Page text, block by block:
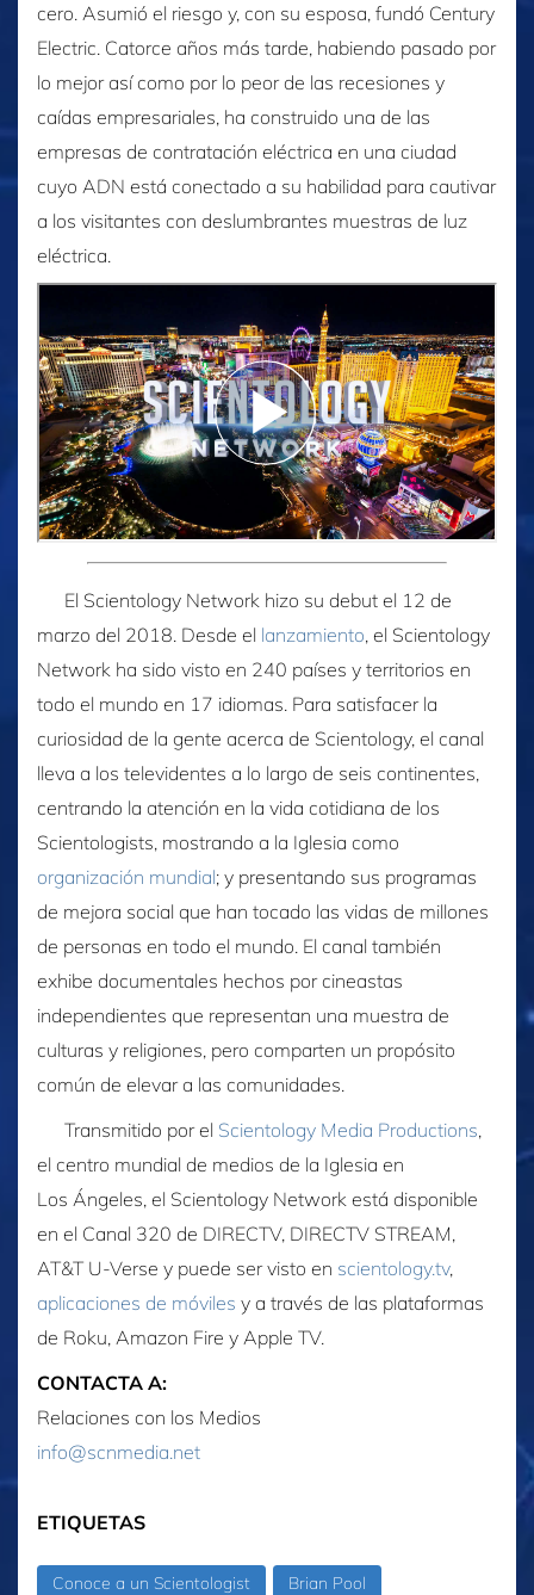
cero. Asumió el riesgo y, con su esposa, fundó Century
Electric. Catorce años más tarde, habiendo pasado por
lo mejor así como por lo peor de las recesiones y
caídas empresariales, ha construido una de las
empresas de contratación eléctrica en una ciudad
cuyo ADN está conectado a su habilidad para cautivar
a los visitantes con deslumbrantes muestras de luz
eléctrica.
El Scientology Network hizo su debut el 12 de
marzo del 2018. Desde el lanzamiento, el Scientology
Network ha sido visto en 240 países y territorios en
todo el mundo en 17 idiomas. Para satisfacer la
curiosidad de la gente acerca de Scientology, el canal
lleva a los televidentes a lo largo de seis continentes,
centrando la atención en la vida cotidiana de los
Scientologists, mostrando a la Iglesia como
organización mundial; y presentando sus programas
de mejora social que han tocado las vidas de millones
de personas en todo el mundo. El canal también
exhibe documentales hechos por cineastas
independientes que representan una muestra de
culturas y religiones, pero comparten un propósito
común de elevar a las comunidades.
Transmitido por el Scientology Media Productions,
el centro mundial de medios de la Iglesia en
Los Ángeles, el Scientology Network está disponible
en el Canal 320 de DIRECTV, DIRECTV STREAM,
AT&T U‑Verse y puede ser visto en scientology.tv,
aplicaciones de móviles y a través de las plataformas
de Roku, Amazon Fire y Apple TV.
CONTACTA A:
Relaciones con los Medios
info@scnmedia.net
ETIQUETAS
Conoce a un Scientologist Brian Pool